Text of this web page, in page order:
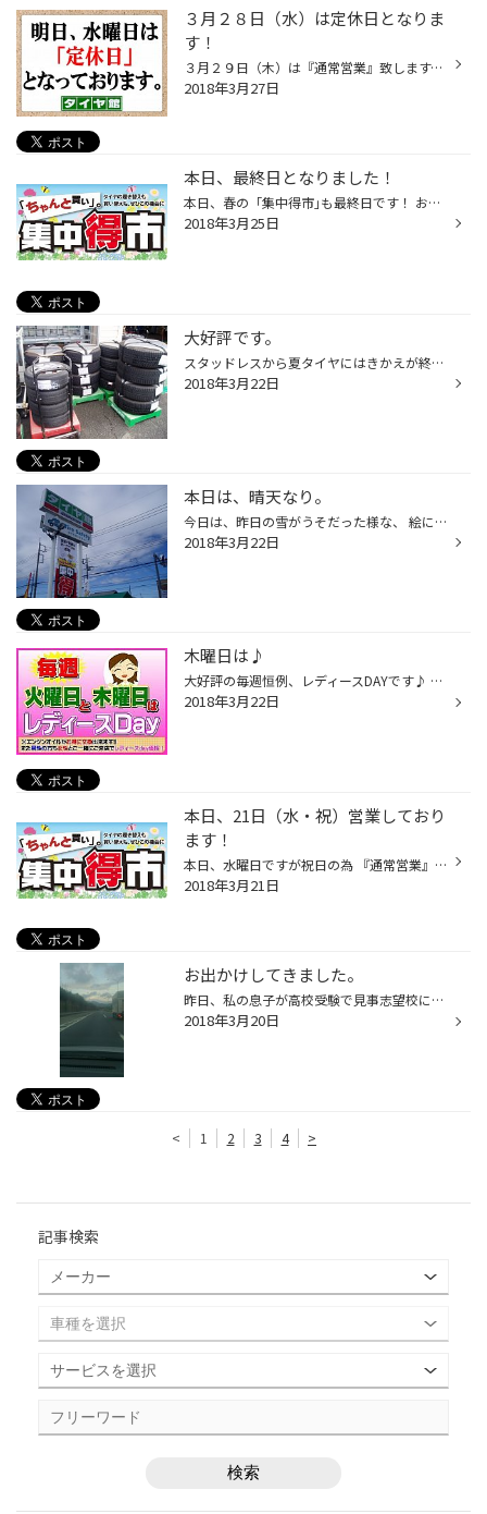
３月２８日（水）は定休日となりま
す！
３月２９日（木）は『通常営業』致します。 また、木曜日は【レディースＤａｙ】となりますので 女性のお客様は、オイル交換がお得です！
2018年3月27日
本日、最終日となりました！
本日、春の「集中得市｣も最終日です！ お買得アイテムの「工具セット」・「カーシャンプー」 お出掛け応援アイテムの「ドライブレコーダー」など お買得となっております！この機会に是非！ また、夏用タイヤから冬用タイヤへの履き替えの季節がやってまいりました！ お買得タイヤから低燃費タイヤ...
2018年3月25日
大好評です。
スタッドレスから夏タイヤにはきかえが終わった、 タイヤクロークのお客様の梱包が終わりました。 一つ一つ丁寧に厚めのスポンジをはさんで包んで 結構重労働です・・・ これから業者の方が、次の履き替えのお客様分を 持ってくるときに、倉庫に運んでくれます。 お客様の手間の軽減が出来るタイヤ...
2018年3月22日
本日は、晴天なり。
今日は、昨日の雪がうそだった様な、 絵に描いたような青空・太陽なお天気に！ 昨日一日寝ていた人がいたら、雪が降ったことを 信じてもらえなそうです。
2018年3月22日
木曜日は♪
大好評の毎週恒例、レディースDAYです♪ 是非、オイル交換にお越し下さい。 車の免許を持っていて、お車でご来店下さった 女性のお客様限定で、高性能エンジンオイルが 特別価格になります。
2018年3月22日
本日、21日（水・祝）営業しており
ます！
本日、水曜日ですが祝日の為 『通常営業』しております！ また只今、春の「集中得市｣も開催中です！ お買得アイテムの「工具セット」・「カーシャンプー」 お出掛け応援アイテムの「ドライブレコーダー」など お買得となっております！ また、履き替えの季節がやってまいりました！ お買得タイヤか...
2018年3月21日
お出かけしてきました。
昨日、私の息子が高校受験で見事志望校に合格したのでご褒美にお出かけしてきました。 場所は静岡方面です。 昨日は曇りの天気予報でしたが、高速道路の途中でなんと！！ 富士山を見ることが出来て、すかさず 助手席の息子に写真を撮ってもらいました。 なんだか気分が良くなりました。 後は水族館...
2018年3月20日
< 1 2 3 4 >
記事検索